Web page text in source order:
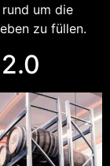
um die
zu füllen.